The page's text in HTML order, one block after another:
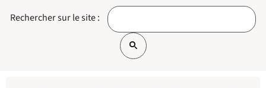
Rechercher sur le site :